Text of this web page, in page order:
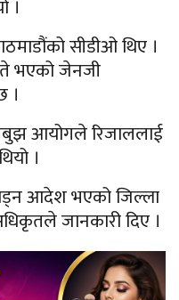
।
सीडीओ थिए ।
भएको जेनजी
।
आयोगले रिजाललाई
।
आदेश भएको जिल्ला
जानकारी दिए ।